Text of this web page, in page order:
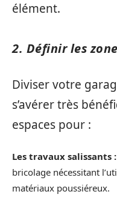
élément.
2. Définir les
Diviser votre
s’avérer très
espaces pour :
Les travaux salissants :
bricolage nécessitant
matériaux poussiéreux.